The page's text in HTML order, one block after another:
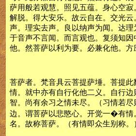
萨用般若观慧。照见五蕴。身心空
解脱。得大安乐。故云自在。交光
声。理实去声。良以纳声为闻。达
于音声不言闻。而言观也。复须知
他。然菩萨以利为要。必兼化他。方
菩萨者。梵音具云菩提萨埵。菩提
情。就中亦有自行化他二义。自行边
智。尚有余习之情未尽。（习情若
边。谓菩萨以悲愍心。开觉一�有情
名。故称菩萨。（有情即众生别称。